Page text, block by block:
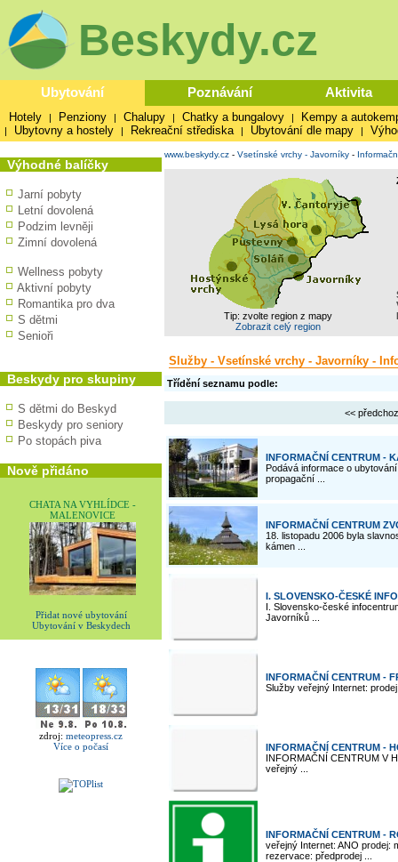
Beskydy.cz
Ubytování Poznávání Aktivita
Hotely | Penziony | Chalupy | Chatky a bungalovy | Kempy a
| Ubytovny a hostely | Rekreační střediska | Ubytování dle mapy |
Výhodné balíčky
Jarní pobyty
Letní dovolená
Podzim levněji
Zimní dovolená
Wellness pobyty
Aktivní pobyty
Romantika pro dva
S dětmi
Senioři
Beskydy pro skupiny
S dětmi do Beskyd
Beskydy pro seniory
Po stopách piva
Nově přidáno
CHATA NA VYHLÍDCE -
MALENOVICE
Přidat nové ubytování
Ubytování v Beskydech
zdroj: meteopress.cz
Více o počasí
www.beskydy.cz - Vsetínské vrchy - Javorníky -
Tip: zvolte region z mapy
Zobrazit celý region
Služby - Vsetínské vrchy - Javorníky -
Třídění seznamu podle:
<<
INFORMAČNÍ CENTRUM -
Podává informace o
propagační ...
INFORMAČNÍ CENTRUM
18. listopadu 2006 byla
kámen ...
I. SLOVENSKO-ČESKÉ
I. Slovensko-české
Javorníků ...
INFORMAČNÍ CENTRUM -
Služby veřejný Internet:
INFORMAČNÍ CENTRUM -
INFORMAČNÍ CENTRUM V
veřejný ...
INFORMAČNÍ CENTRUM -
veřejný Internet: ANO prodej:
rezervace: předprodej ...